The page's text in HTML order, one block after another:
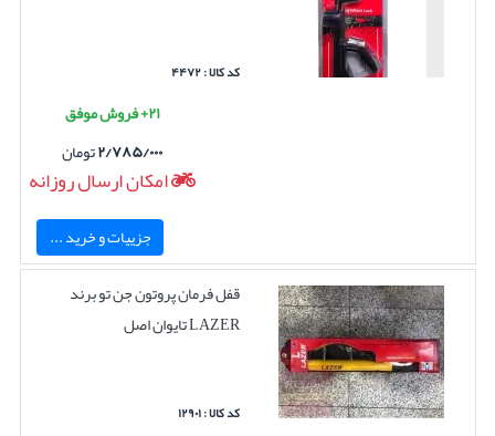
کد کالا : ۴۴۷۲
۲۱+ فروش موفق
۲/۷۸۵/۰۰۰تومان
امکان ارسال روزانه
جزییات و خرید ...
قفل فرمان پروتون جن تو برند
LAZER تایوان اصل
کد کالا : ۱۲۹۰۱